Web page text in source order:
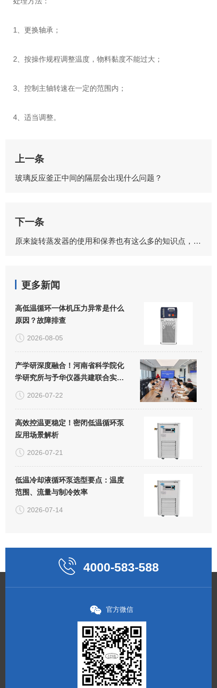
1、更换轴承；
2、按操作规程调整温度，物料黏度不能过大；
3、控制主轴转速在一定的范围内；
4、适当调整。
上一条
玻璃反应釜正中间的隔层会出现什么问题？
下一条
原来旋转蒸发器的使用和保养也有这么多的知识点，快来学习！
更多新闻
高低温循环一体机压力异常是什么
原因？故障排查
2026-08-05
产学研深度融合！河南省科学院化
学研究所与予华仪器共建联合实验
室正式揭牌
2026-07-22
高效控温更稳定！密闭低温循环泵
应用场景解析
2026-07-21
低温冷却液循环泵选型要点：温度
范围、流量与制冷效率
2026-07-14
4000-583-588
官方微信